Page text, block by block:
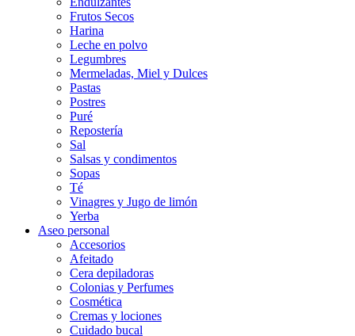
Frutos Secos
Harina
Leche en polvo
Legumbres
Mermeladas, Miel y Dulces
Pastas
Postres
Puré
Repostería
Sal
Salsas y condimentos
Sopas
Té
Vinagres y Jugo de limón
Yerba
Aseo personal
Accesorios
Afeitado
Cera depiladoras
Colonias y Perfumes
Cosmética
Cremas y lociones
Cuidado bucal